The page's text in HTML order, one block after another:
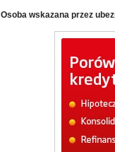
Osoba wskazana przez